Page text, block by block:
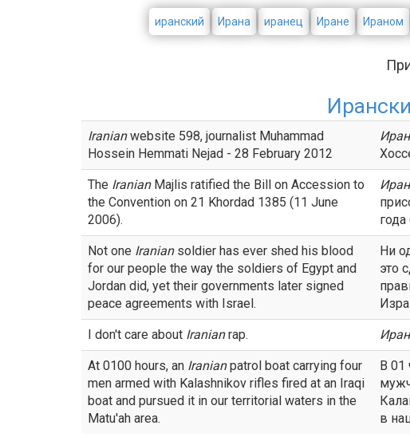
иранский Ирана иранец Иране Ираном
Iranianwebsite 598, journalist Muhammad
Hossein Hemmati Nejad - 28 February 2012
The IranianMajlis ratified the Bill on Accession to
the Convention on 21 Khordad 1385 (11 June
2006).
Not one Iraniansoldier has ever shed his blood
for our people the way the soldiers of Egypt and
Jordan did, yet their governments later signed
peace agreements with Israel.
Ни
это
I don't care about Iranianrap.
At 0100 hours, an Iranianpatrol boat carrying four
men armed with Kalashnikov rifles fired at an Iraqi
boat and pursued it in our territorial waters in the
Matu'ah area.
В 01
в